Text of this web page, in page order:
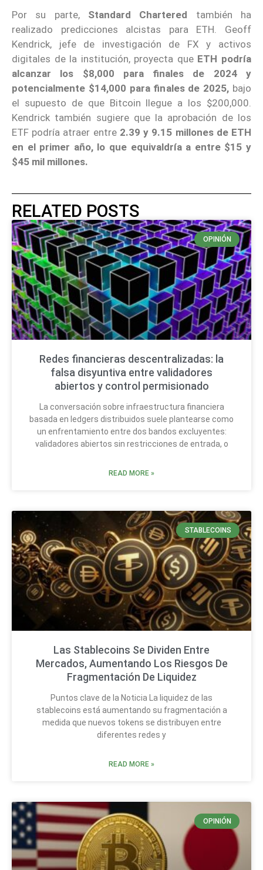
Por su parte, Standard Chartered también ha
realizado predicciones alcistas para ETH. Geoff
Kendrick, jefe de investigación de FX y activos
digitales de la institución, proyecta queETH podría
alcanzar los $8,000 para finales de 2024 y
potencialmente $14,000 para finales de 2025, bajo
el supuesto de que Bitcoin llegue a los $200,000.
Kendrick también sugiere que la aprobación de los
ETF podría atraer entre 2.39 y 9.15 millones de ETH
en el primer año, lo que equivaldría a entre $15 y
$45 mil millones.
RELATED POSTS
OPINIÓN
Redes financieras descentralizadas: la
falsa disyuntiva entre validadores
abiertos y control permisionado
La conversación sobre infraestructura financiera
basada en ledgers distribuidos suele plantearse como
un enfrentamiento entre dos bandos excluyentes:
validadores abiertos sin restricciones de entrada, o
READ MORE »
STABLECOINS
Las Stablecoins Se Dividen Entre
Mercados, Aumentando Los Riesgos De
Fragmentación De Liquidez
Puntos clave de la Noticia La liquidez de las
stablecoins está aumentando su fragmentación a
medida que nuevos tokens se distribuyen entre
diferentes redes y
READ MORE »
OPINIÓN